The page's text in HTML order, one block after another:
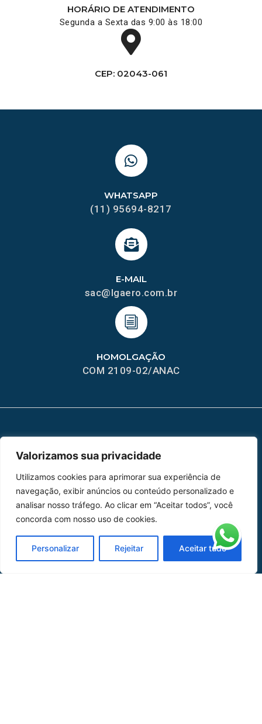
Valorizamos sua privacidade
Utilizamos cookies para aprimorar sua experiência de
navegação, exibir anúncios ou conteúdo personalizado e
analisar nosso tráfego. Ao clicar em “Aceitar todos”, você
concorda com nosso uso de cookies.
Personalizar Rejeitar Aceitar tudo
HORÁRIO DE ATENDIMENTO
Segunda a Sexta das 9:00 às 18:00
CEP: 02043-061
HOMOLGAÇÃO
COM 2109-02/ANAC
E-MAIL
sac@lgaero.com.br
WHATSAPP
(11) 95694-8217
Home
Peças
Catálogo de Aplicações
Oficina de Mangueiras